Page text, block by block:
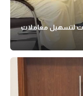
لتسهيل معاملات